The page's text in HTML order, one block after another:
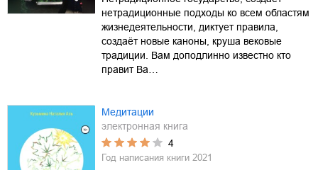
нетрадиционные подходы ко всем областям
жизнедеятельности, диктует правила,
создаёт новые каноны, круша вековые
традиции. Вам доподлинно известно кто
правит Ва…
Медитации
электронная книга
4
Год написания книги 2021